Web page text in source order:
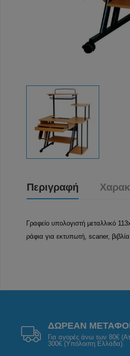
Περιγραφή
Γραφείο υπολογιστή μεταλλικό
ράφια για εκτυπωτή, scaner,
ΔΩΡΕΑΝ
Για αγορές άνω των 80€
300€ (Υπόλοιπη Ελλάδα).